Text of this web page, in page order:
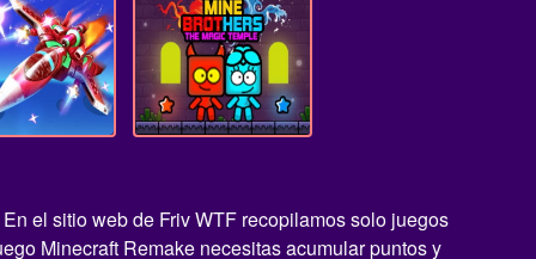
el sitio web de Friv WTF recopilamos solo juegos
Minecraft Remake necesitas acumular puntos y